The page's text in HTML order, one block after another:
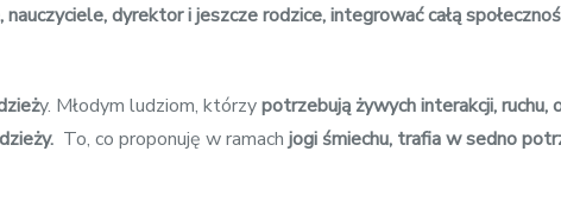
dyrektor i jeszcze rodzice, integrować całą
y. Młodym ludziom, którzypotrzebują żywych interakcji, ruchu,
To, co proponuję w ramach jogi śmiechu, trafia w sedno